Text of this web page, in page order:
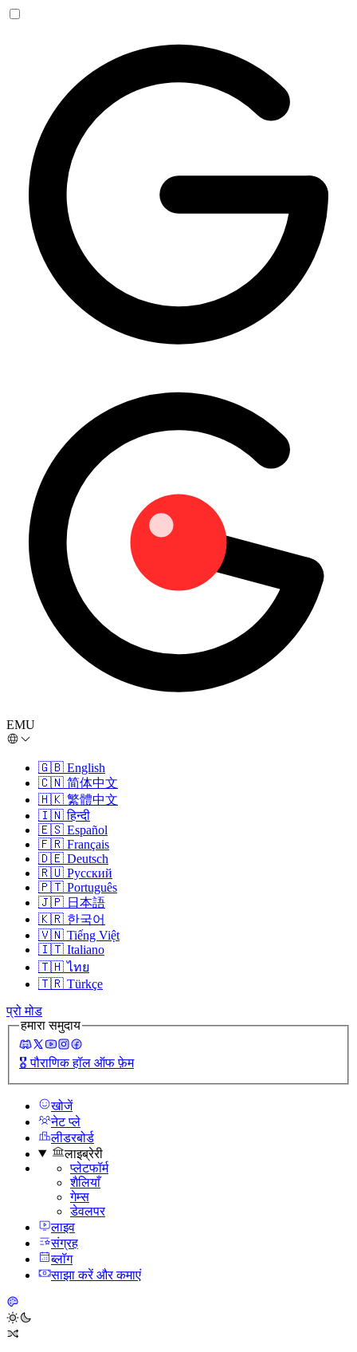
EMU
🇬🇧 English
🇨🇳 简体中文
🇭🇰 繁體中文
🇮🇳 हिन्दी
🇪🇸 Español
🇫🇷 Français
🇩🇪 Deutsch
🇷🇺 Русский
🇵🇹 Português
🇯🇵 日本語
🇰🇷 한국어
🇻🇳 Tiếng Việt
🇮🇹 Italiano
🇹🇭 ไทย
🇹🇷 Türkçe
प्रो मोड
हमारा समुदाय
🎖️पौराणिक हॉल ऑफ फ़ेम
खोजें
नेट प्ले
लीडरबोर्ड
लाइब्रेरी
प्लेटफॉर्म
शैलियाँ
गेम्स
डेवलपर
लाइव
संग्रह
ब्लॉग
साझा करें और कमाएं